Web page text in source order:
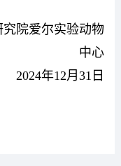
院爱尔实验动物
中心
2024年12月31 日